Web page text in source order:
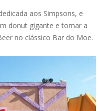
aos Simpsons, e
donut gigante e tomar a
no clássico Bar do Moe.